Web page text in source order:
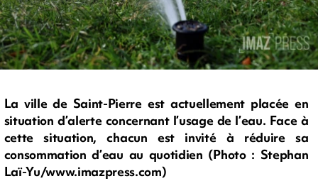
La ville de Saint-Pierre est actuellement placée en
situation d’alerte concernant l’usage de l’eau. Face à
cette situation, chacun est invité à réduire sa
consommation d’eau au quotidien (Photo : Stephan
Laï-Yu/www.imazpress.com)